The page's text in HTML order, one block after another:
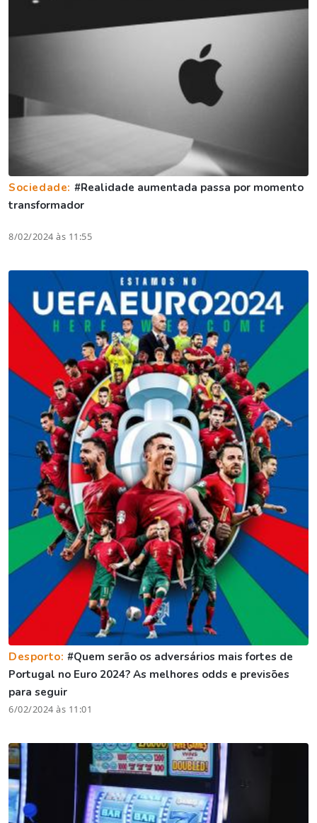
Sociedade: #Realidade aumentada passa por momento
transformador
8/02/2024 às 11:55
Desporto:#Quem serão os adversários mais fortes de
Portugal no Euro 2024? As melhores odds e previsões
para seguir
6/02/2024 às 11:01